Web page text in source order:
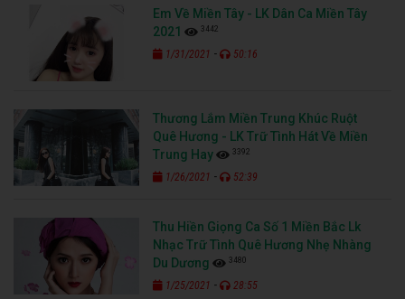
Em Về Miền Tây - LK Dân Ca Miền Tây
2021
3442
1/31/2021 - 50:16
Thương Lắm Miền Trung Khúc Ruột
Quê Hương - LK Trữ Tình Hát Về Miền
Trung Hay
3392
1/26/2021 - 52:39
Thu Hiền Giọng Ca Số 1 Miền Bắc Lk
Nhạc Trữ Tình Quê Hương Nhẹ Nhàng
Du Dương
3480
1/25/2021 - 28:55